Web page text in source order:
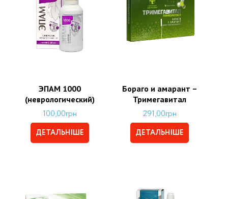
ЭПАМ 1000
(неврологический)
100,00грн
ДЕТАЛЬНІШЕ
Бораго и амарант –
Тримегавитал
291,00грн
ДЕТАЛЬНІШЕ